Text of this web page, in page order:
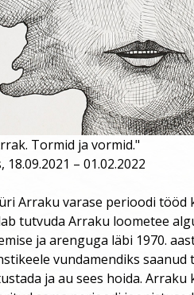
Tormid ja vormid."
– 01.02.2022
Arraku varase perioodi
tutvuda Arraku loometee
ja arenguga läbi 1970.
vundamendiks
ja au sees hoida.